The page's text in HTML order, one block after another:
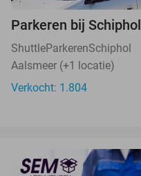
Parkeren bij Schiphol
ShuttleParkerenSchiphol
Aalsmeer (+1 locatie)
Verkocht: 1.804